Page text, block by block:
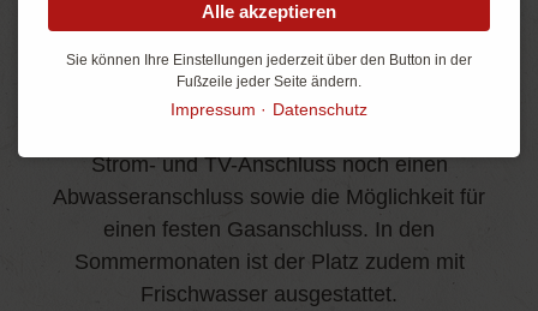
Comfortstellplatz
Noch mehr Komfort
Strom- und TV-Anschluss noch einen
Abwasseranschluss sowie die Möglichkeit für
einen festen Gasanschluss. In den
Sommermonaten ist der Platz zudem mit
Frischwasser ausgestattet.
Alle akzeptieren
Sie können Ihre Einstellungen jederzeit über den Button in der
Fußzeile jeder Seite ändern.
Impressum Datenschutz